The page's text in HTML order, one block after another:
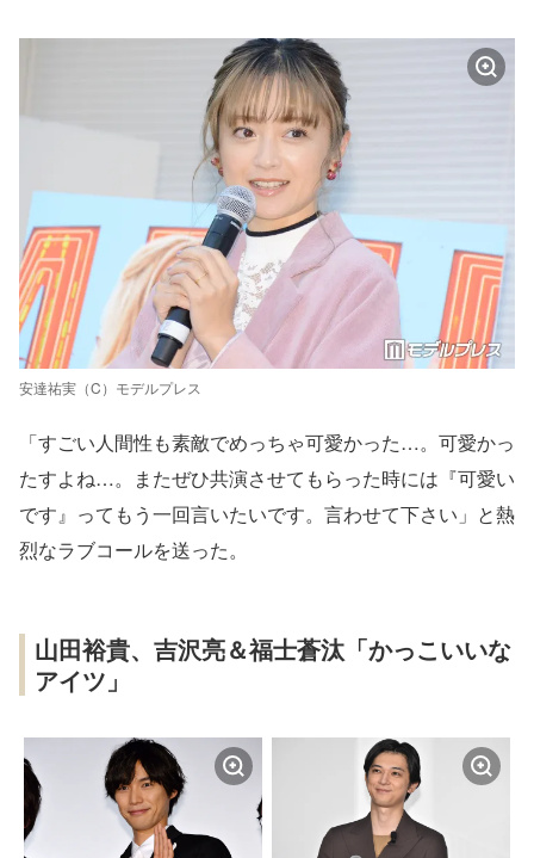
安達祐実（C）モデルプレス
「すごい人間性も素敵でめっちゃ可愛かった…。可愛かっ
たすよね…。またぜひ共演させてもらった時には『可愛い
です』ってもう一回言いたいです。言わせて下さい」と熱
烈なラブコールを送った。
山田裕貴、吉沢亮＆福士蒼汰「かっこいいな
アイツ」